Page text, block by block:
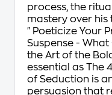
process, the
mastery over his
"Poeticize Your
Suspense -
the Art of the
essential as The
of Seduction is
persuasion that